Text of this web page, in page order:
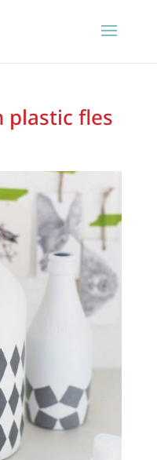
plastic fles